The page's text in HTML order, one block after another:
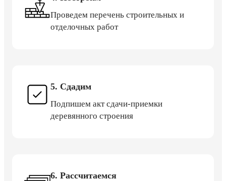
Проведем перечень строительных и
отделочных работ
5. Сдадим
Подпишем акт сдачи-приемки
деревянного строения
6. Рассчитаемся